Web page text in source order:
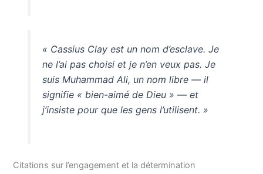
« Cassius Clay est un nom d’esclave. Je
ne l’ai pas choisi et je n’en veux pas. Je
suis Muhammad Ali, un nom libre — il
signifie « bien-aimé de Dieu » — et
j’insiste pour que les gens l’utilisent. »
Citations sur l’engagement et la détermination